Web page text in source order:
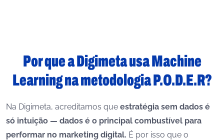
Por que a Digimeta usa Machine
Learning na metodologia P.O.D.E.R?
Na Digimeta, acreditamos que estratégia sem dados é
só intuição — dados é o principal combustível para
performar no marketing digital. É por isso que o